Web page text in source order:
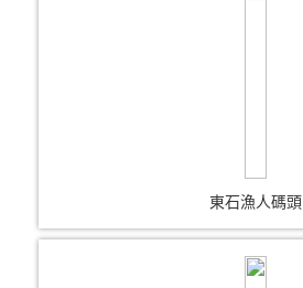
東石漁人碼頭